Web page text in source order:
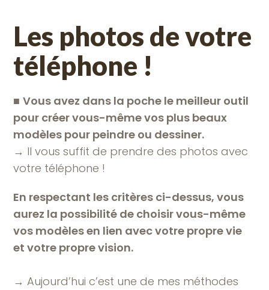
Les photos de votre
téléphone !
■Vous avez dans la poche le meilleur outil
pour créer vous-même vos plus beaux
modèles pour peindre ou dessiner.
→ Il vous suffit de prendre des photos avec
votre téléphone !
En respectant les critères ci-dessus, vous
aurez la possibilité de choisir vous-même
vos modèles en lien avec votre propre vie
et votre propre vision.
→ Aujourd’hui c’est une de mes méthodes